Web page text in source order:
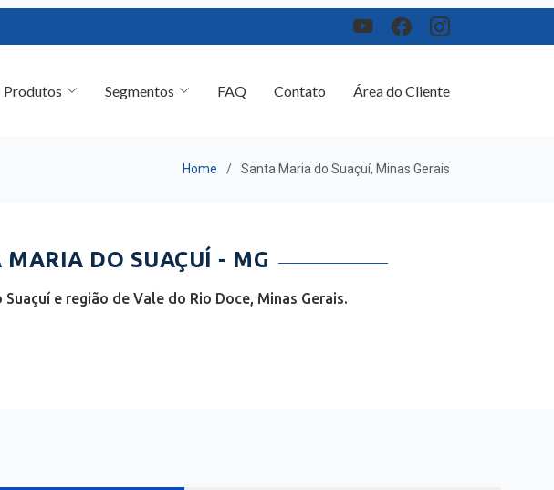
Área do Cliente
Home Santa Maria do Suaçuí, Minas Gerais
DO SUAÇUÍ - MG
e região de Vale do Rio Doce, Minas Gerais.